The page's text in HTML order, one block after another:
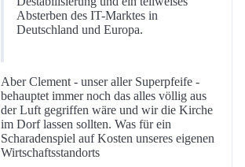
Absterben des IT-Marktes in
Deutschland und Europa.
Aber Clement - unser aller Superpfeife -
behauptet immer noch das alles völlig aus
der Luft gegriffen wäre und wir die Kirche
im Dorf lassen sollten. Was für ein
Scharadenspiel auf Kosten unseres eigenen
Wirtschaftsstandorts